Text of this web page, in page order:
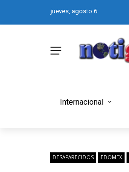
jueves, agosto 6
Internacional
DESAPARECIDOS EDOMEX